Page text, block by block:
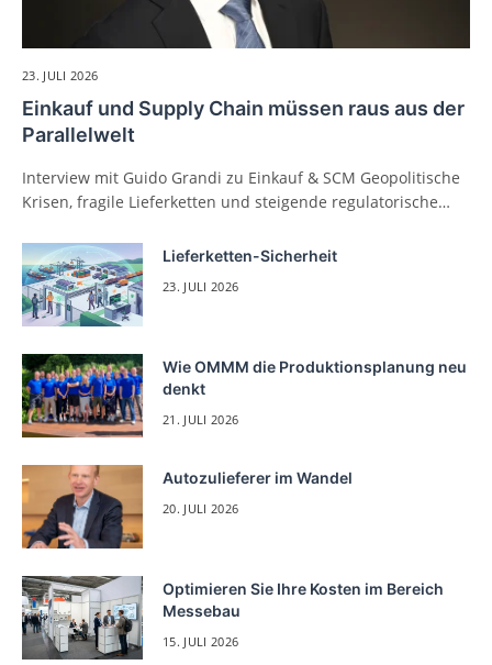
23. JULI 2026
Einkauf und Supply Chain müssen raus aus der
Parallelwelt
Interview mit Guido Grandi zu Einkauf & SCM Geopolitische
Krisen, fragile Lieferketten und steigende regulatorische…
Lieferketten-Sicherheit
23. JULI 2026
Wie OMMM die Produktionsplanung neu
denkt
21. JULI 2026
Autozulieferer im Wandel
20. JULI 2026
Optimieren Sie Ihre Kosten im Bereich
Messebau
15. JULI 2026